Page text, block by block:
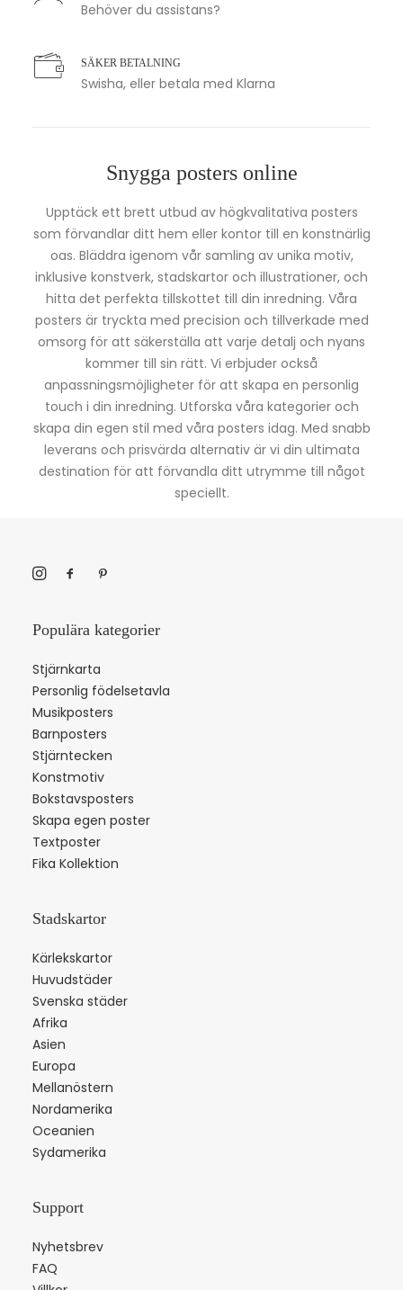
Behöver du assistans?
SÄKER BETALNING
Swisha, eller betala med Klarna
Snygga posters online
Upptäck ett brett utbud av högkvalitativa posters
som förvandlar ditt hem eller kontor till en konstnärlig
oas. Bläddra igenom vår samling av unika motiv,
inklusive konstverk, stadskartor och illustrationer, och
hitta det perfekta tillskottet till din inredning. Våra
posters är tryckta med precision och tillverkade med
omsorg för att säkerställa att varje detalj och nyans
kommer till sin rätt. Vi erbjuder också
anpassningsmöjligheter för att skapa en personlig
touch i din inredning. Utforska våra kategorier och
skapa din egen stil med våra posters idag. Med snabb
leverans och prisvärda alternativ är vi din ultimata
destination för att förvandla ditt utrymme till något
speciellt.
Populära kategorier
Stjärnkarta
Personlig födelsetavla
Musikposters
Barnposters
Stjärntecken
Konstmotiv
Bokstavsposters
Skapa egen poster
Textposter
Fika Kollektion
Stadskartor
Kärlekskartor
Huvudstäder
Svenska städer
Afrika
Asien
Europa
Mellanöstern
Nordamerika
Oceanien
Sydamerika
Support
Nyhetsbrev
FAQ